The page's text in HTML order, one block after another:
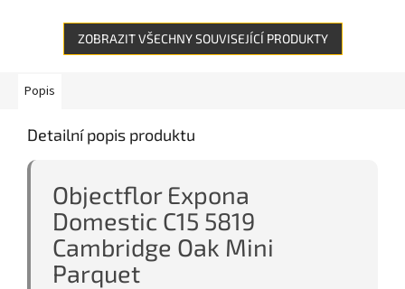
ZOBRAZIT VŠECHNY SOUVISEJÍCÍ PRODUKTY
Popis
Detailní popis produktu
Objectflor Expona
Domestic C15 5819
Cambridge Oak Mini
Parquet